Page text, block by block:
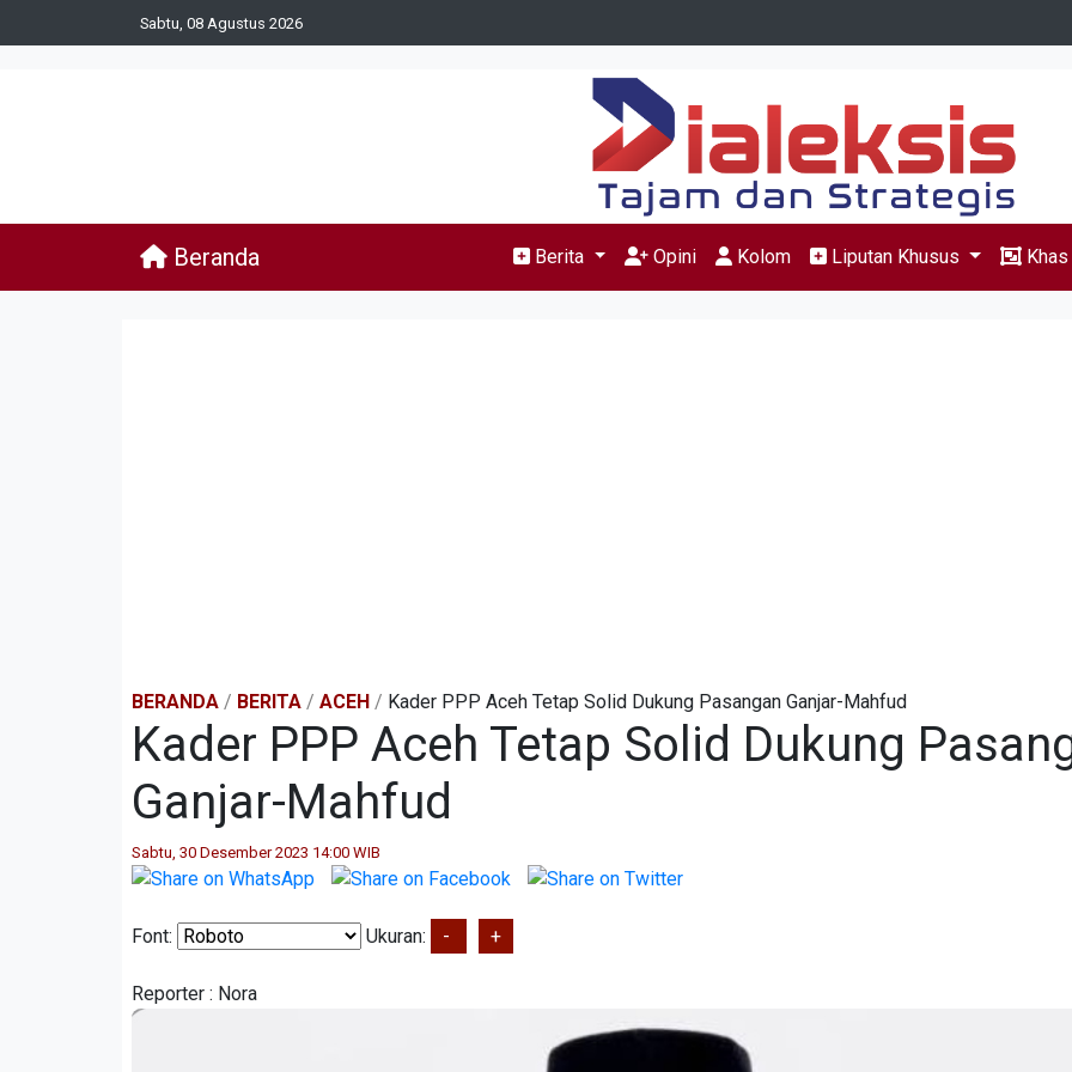
Sabtu, 08 Agustus 2026
Beranda Berita Opini Kolom Liputan Khusus Khas
BERANDA / BERITA / ACEH / Kader PPP Aceh Tetap Solid Dukung Pasangan Ganjar-Mahfud
Kader PPP Aceh Tetap Solid Dukung
Ganjar-Mahfud
Sabtu, 30 Desember 2023 14:00 WIB
Font: Ukuran: - +
Reporter : Nora